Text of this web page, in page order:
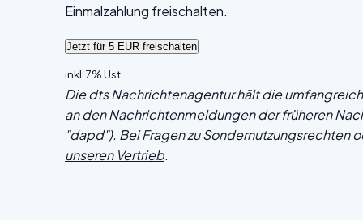
Einmalzahlung freischalten.
inkl. 7% Ust.
Die dts Nachrichtenagentur hält die
an den Nachrichtenmeldungen der früheren
"dapd"). Bei Fragen zu Sondernutzungsrechten
unseren Vertrieb.